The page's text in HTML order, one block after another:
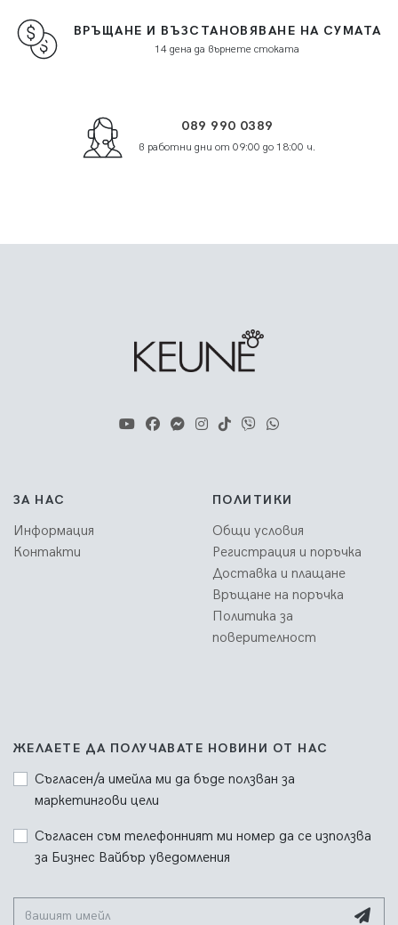
ВРЪЩАНЕ И ВЪЗСТАНОВЯВАНЕ НА СУМАТА
14 дена да върнете стоката
089 990 0389
в работни дни от 09:00 до 18:00 ч.
ЗА НАС
Информация
Контакти
ПОЛИТИКИ
Общи условия
Регистрация и поръчка
Доставка и плащане
Връщане на поръчка
Политика за
поверителност
ЖЕЛАЕТЕ ДА ПОЛУЧАВАТЕ НОВИНИ ОТ НАС
Съгласен/а имейла ми да бъде ползван за
маркетингови цели
Съгласен съм телефонният ми номер да се използва
за Бизнес Вайбър уведомления